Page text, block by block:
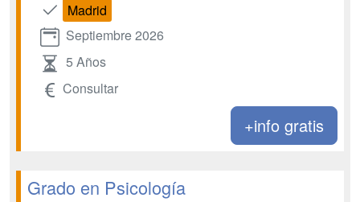
Madrid
Septiembre 2026
5 Años
Consultar
+info gratis
Grado en Psicología